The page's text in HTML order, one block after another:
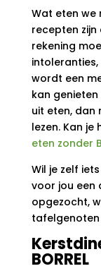
Wat eten we
recepten
rekening
wordt een
kan
uit eten, dan
lezen. Kan
eten zonder
Wil je zelf
voor jou een
opgezocht,
tafelgenoten
BORREL